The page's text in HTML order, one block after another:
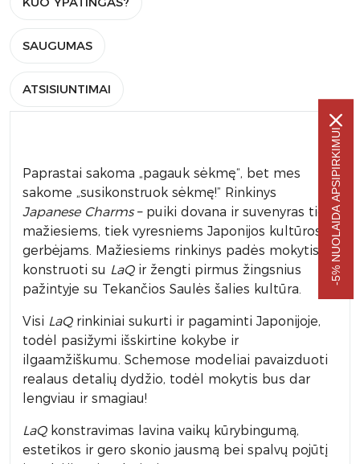
SAUGUMAS
ATSISIUNTIMAI
Paprastai sakoma „pagauk sėkmę“, bet mes
sakome „susikonstruok sėkmę!” Rinkinys
Japanese Charms– puiki dovana ir suvenyras tiek
mažiesiems, tiek vyresniems Japonijos kultūros
gerbėjams. Mažiesiems rinkinys padės mokytis
konstruoti su LaQir žengti pirmus žingsnius
pažintyje su Tekančios Saulės šalies kultūra.
Visi LaQrinkiniai sukurti ir pagaminti Japonijoje,
todėl pasižymi išskirtine kokybe ir
ilgaamžiškumu. Schemose modeliai pavaizduoti
realaus detalių dydžio, todėl mokytis bus dar
lengviau ir smagiau!
LaQkonstravimas lavina vaikų kūrybingumą,
estetikos ir gero skonio jausmą bei spalvų pojūtį
-5% NUOLAIDA APSIPIRKIMUI